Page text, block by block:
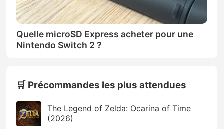
Quelle microSD Express acheter pour une
Nintendo Switch 2 ?
🛒 Précommandes les plus attendues
The Legend of Zelda: Ocarina of Time
(2026)